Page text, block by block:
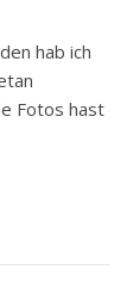
hab ich
Fotos hast